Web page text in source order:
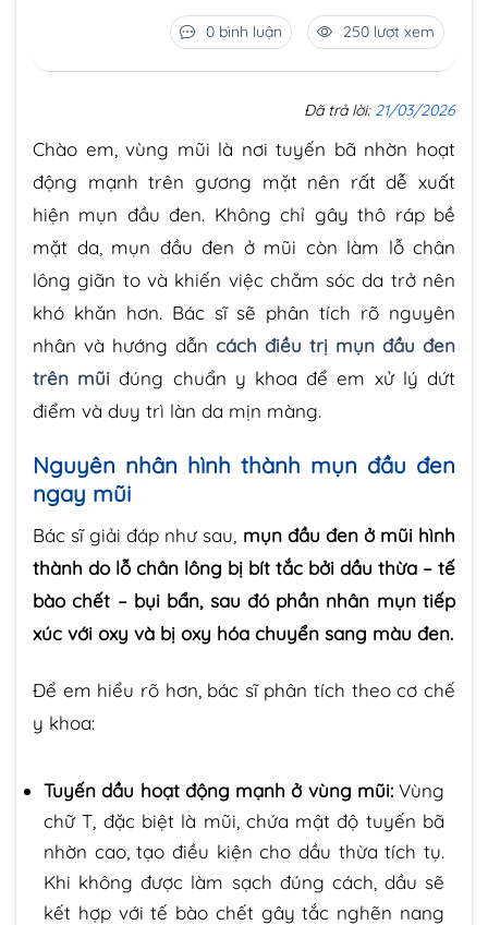
0 bình luận 250 lượt xem
Đã trả lời: 21/03/2026
Chào em, vùng mũi là nơi tuyến bã nhờn hoạt
động mạnh trên gương mặt nên rất dễ xuất
hiện mụn đầu đen. Không chỉ gây thô ráp bề
mặt da, mụn đầu đen ở mũi còn làm lỗ chân
lông giãn to và khiến việc chăm sóc da trở nên
khó khăn hơn. Bác sĩ sẽ phân tích rõ nguyên
nhân và hướng dẫn cách điều trị mụn đầu đen
trên mũi đúng chuẩn y khoa để em xử lý dứt
điểm và duy trì làn da mịn màng.
Nguyên nhân hình thành mụn đầu đen
ngay mũi
Bác sĩ giải đáp như sau, mụn đầu đen ở mũi hình
thành do lỗ chân lông bị bít tắc bởi dầu thừa – tế
bào chết – bụi bẩn, sau đó phần nhân mụn tiếp
xúc với oxy và bị oxy hóa chuyển sang màu đen.
Để em hiểu rõ hơn, bác sĩ phân tích theo cơ chế
y khoa:
Tuyến dầu hoạt động mạnh ở vùng mũi: Vùng
chữ T, đặc biệt là mũi, chứa mật độ tuyến bã
nhờn cao, tạo điều kiện cho dầu thừa tích tụ.
Khi không được làm sạch đúng cách, dầu sẽ
kết hợp với tế bào chết gây tắc nghẽn nang